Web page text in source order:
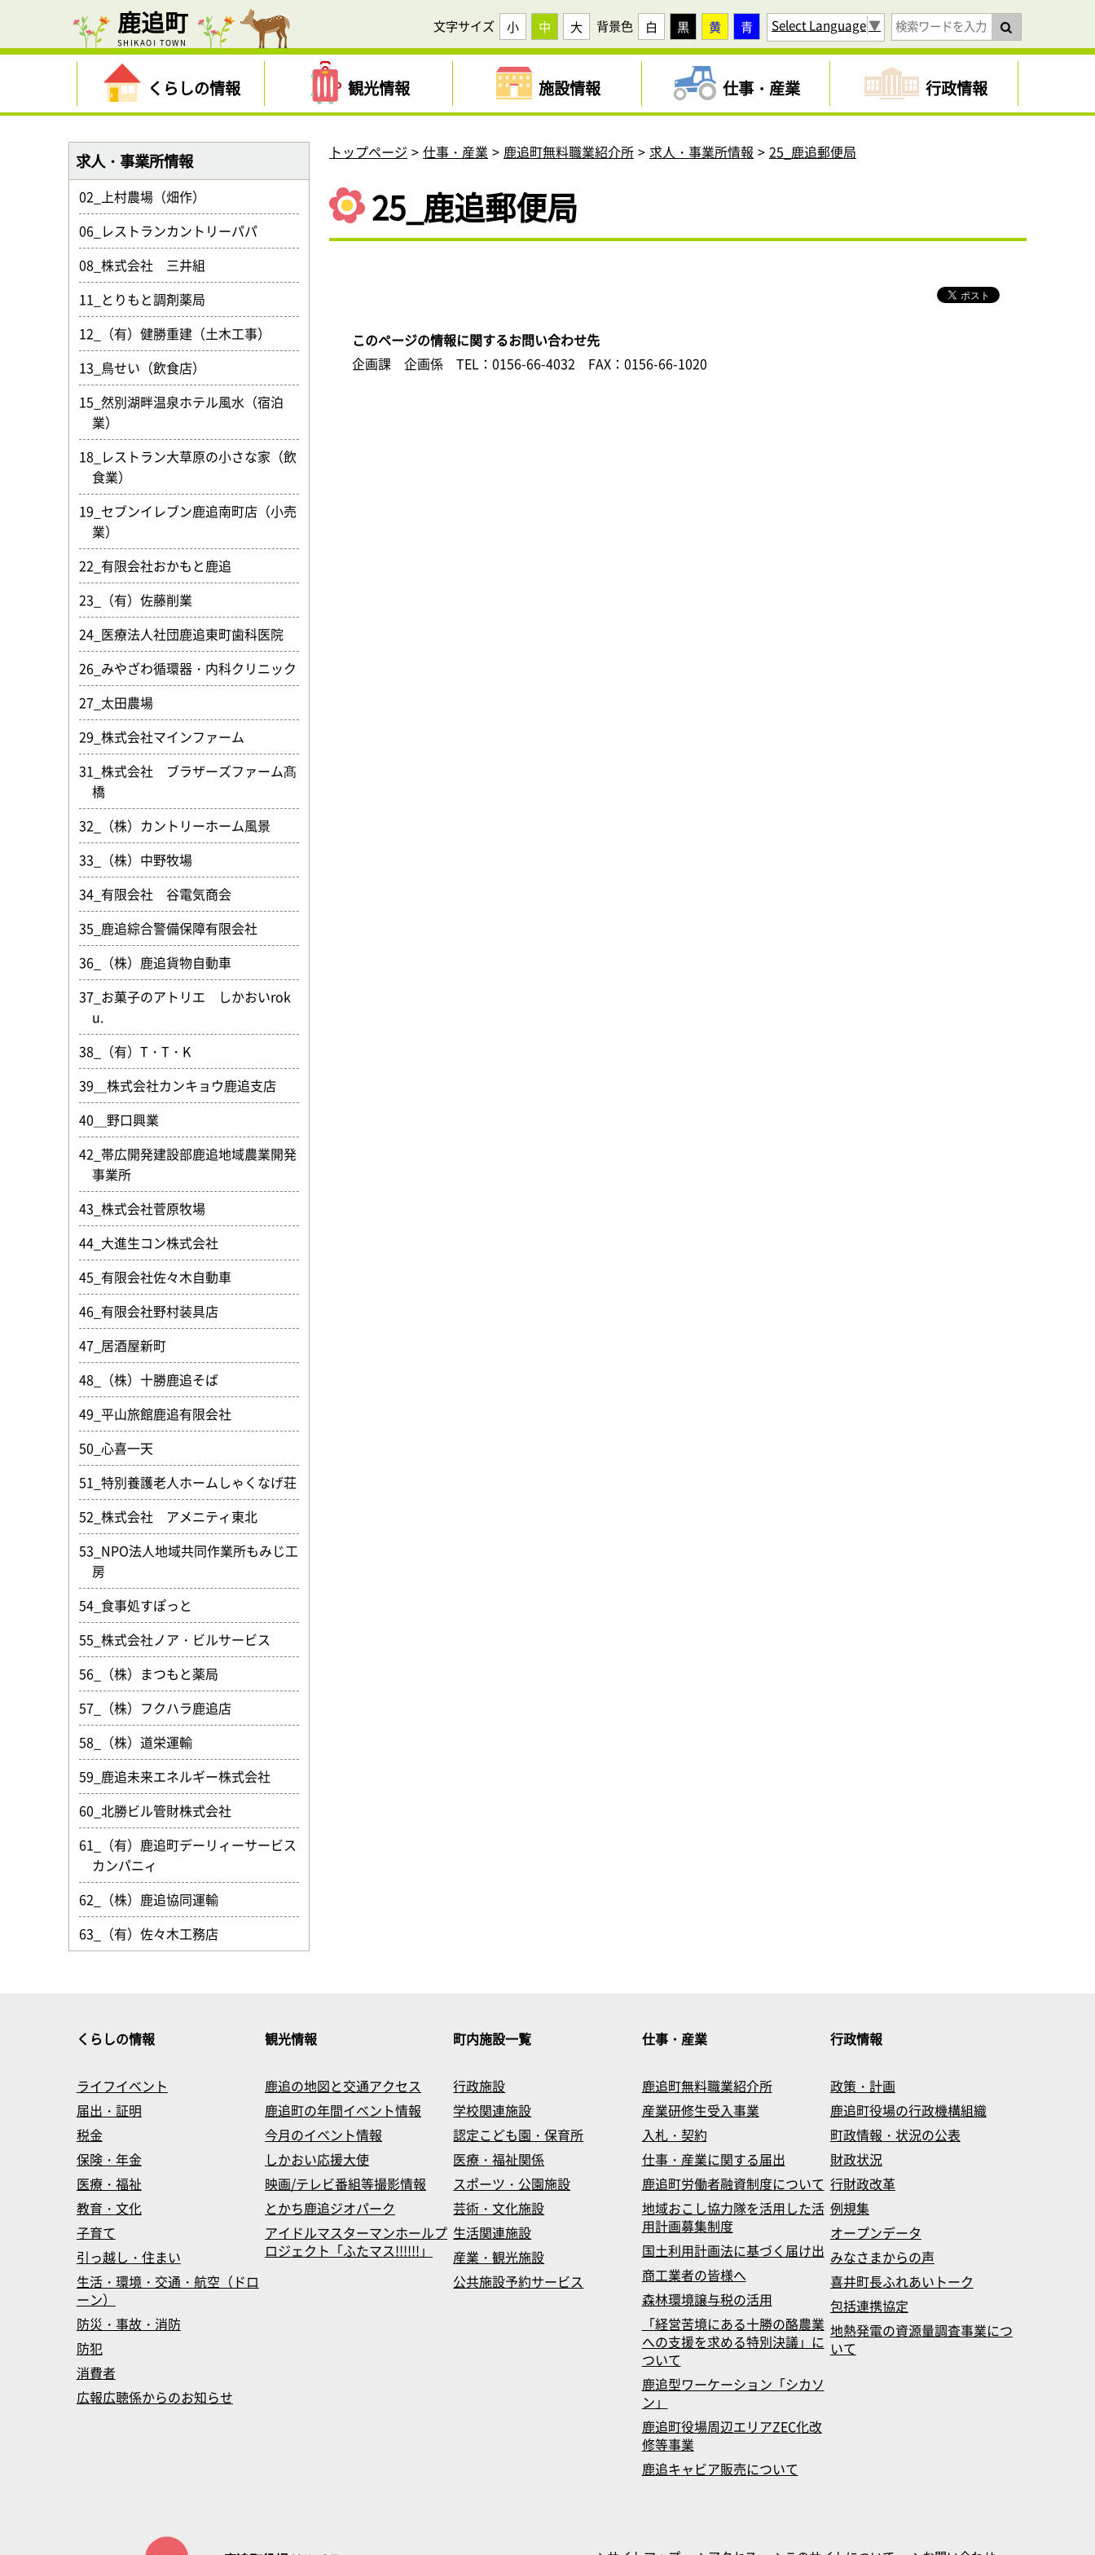
鹿追町
SHIKAOI TOWN
文字サイズ 小 中 大 背景色 白 黒 黄 青 Select Language▼
くらしの情報 観光情報 施設情報 仕事・産業 行政情報
トップページ 仕事・産業 鹿追町無料職業紹介所 求人・事業所情報 25_鹿追郵便局
25_鹿追郵便局
このページの情報に関するお問い合わせ先
企画課 企画係
TEL：0156-66-4032 FAX：0156-66-1020
求人・事業所情報
02_上村農場（畑作）
06_レストランカントリーパパ
08_株式会社 三井組
11_とりもと調剤薬局
12_（有）健勝重建（土木工事）
13_鳥せい（飲食店）
15_然別湖畔温泉ホテル風水（宿泊
業）
18_レストラン大草原の小さな家（飲
食業）
19_セブンイレブン鹿追南町店（小売
業）
22_有限会社おかもと鹿追
23_（有）佐藤削業
24_医療法人社団鹿追東町歯科医院
26_みやざわ循環器・内科クリニック
27_太田農場
29_株式会社マインファーム
31_株式会社 ブラザーズファーム髙
橋
32_（株）カントリーホーム風景
33_（株）中野牧場
34_有限会社 谷電気商会
35_鹿追綜合警備保障有限会社
36_（株）鹿追貨物自動車
37_お菓子のアトリエ しかおいrok
u.
38_（有）T・T・K
39＿株式会社カンキョウ鹿追支店
40＿野口興業
42_帯広開発建設部鹿追地域農業開発
事業所
43_株式会社菅原牧場
44_大進生コン株式会社
45_有限会社佐々木自動車
46_有限会社野村装具店
47_居酒屋新町
48_（株）十勝鹿追そば
49_平山旅館鹿追有限会社
50_心喜一天
51_特別養護老人ホームしゃくなげ荘
52_株式会社 アメニティ東北
53_NPO法人地域共同作業所もみじ工
房
54_食事処すぽっと
55_株式会社ノア・ビルサービス
56_（株）まつもと薬局
57_（株）フクハラ鹿追店
58_（株）道栄運輸
59_鹿追未来エネルギー株式会社
60_北勝ビル管財株式会社
61_（有）鹿追町デーリィーサービス
カンパニィ
62_（株）鹿追協同運輸
63_（有）佐々木工務店
くらしの情報
ライフイベント
届出・証明
税金
保険・年金
医療・福祉
教育・文化
子育て
引っ越し・住まい
生活・環境・交通・航空（ドロ
ーン）
防災・事故・消防
防犯
消費者
広報広聴係からのお知らせ
観光情報
鹿追の地図と交通アクセス
鹿追町の年間イベント情報
今月のイベント情報
しかおい応援大使
映画/テレビ番組等撮影情報
とかち鹿追ジオパーク
アイドルマスターマンホールプ
ロジェクト「ふたマス!!!!!!」
町内施設一覧
行政施設
学校関連施設
認定こども園・保育所
医療・福祉関係
スポーツ・公園施設
芸術・文化施設
生活関連施設
産業・観光施設
公共施設予約サービス
仕事・産業
鹿追町無料職業紹介所
産業研修生受入事業
入札・契約
仕事・産業に関する届出
鹿追町労働者融資制度について
地域おこし協力隊を活用した活
用計画募集制度
国土利用計画法に基づく届け出
商工業者の皆様へ
森林環境譲与税の活用
「経営苦境にある十勝の酪農業
への支援を求める特別決議」に
ついて
鹿追型ワーケーション「シカソ
ン」
鹿追町役場周辺エリアZEC化改
修等事業
鹿追キャビア販売について
行政情報
政策・計画
鹿追町役場の行政機構組織
町政情報・状況の公表
財政状況
行財政改革
例規集
オープンデータ
みなさまからの声
喜井町長ふれあいトーク
包括連携協定
地熱発電の資源量調査事業につ
いて